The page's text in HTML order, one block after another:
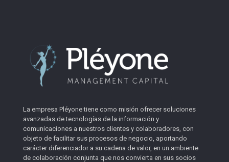
La empresa Pléyone tiene como misión ofrecer soluciones
avanzadas de tecnologías de la información y
comunicaciones a nuestros clientes y colaboradores, con
objeto de facilitar sus procesos de negocio, aportando
carácter diferenciador a su cadena de valor, en un ambiente
de colaboración conjunta que nos convierta en sus socios